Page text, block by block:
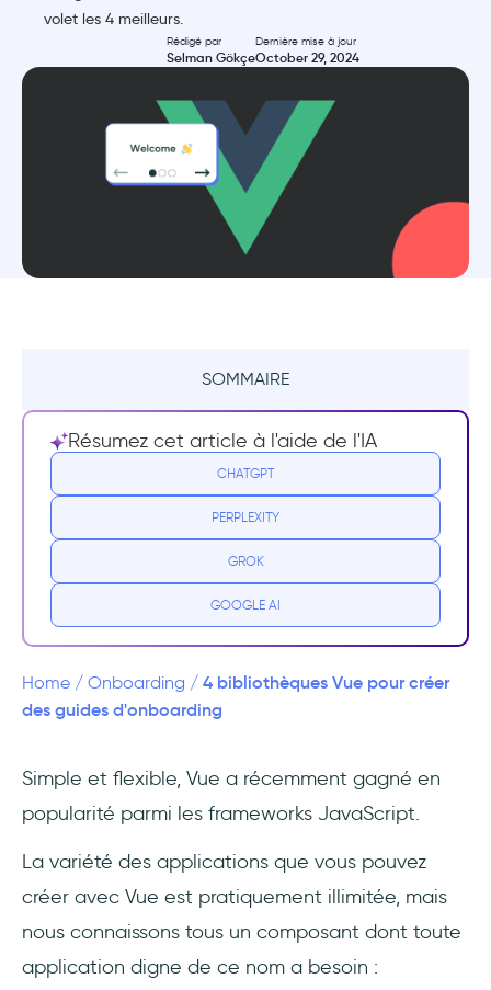
volet les 4 meilleurs.
Rédigé par
Selman Gökçe
Dernière mise à jour
October 29, 2024
SOMMAIRE
Qu'est-ce qu'un guide d'onboarding Vue ?
Obtenir l'engagement des utilisateurs
Les 4 meilleures bibliothèques d'onboarding
1- Vue Shepherd
3- Vue Intro.js
Questions Fréquentes
Quelles sont les meilleures bibliothèques de
guides d'onboarding pour Vue ?
Une bibliothèque open-source est-elle le
meilleur moyen d'onboarder les utilisateurs
Résumez cet article à l'aide de l'IA
CHATGPT
PERPLEXITY
GROK
GOOGLE AI
Home / Onboarding / 4 bibliothèques Vue pour créer
des guides d'onboarding
Simple et flexible, Vue a récemment gagné en
popularité parmi les frameworks JavaScript.
La variété des applications que vous pouvez
créer avec Vue est pratiquement illimitée, mais
nous connaissons tous un composant dont toute
application digne de ce nom a besoin :